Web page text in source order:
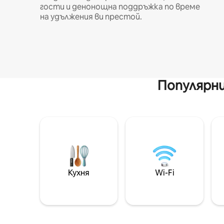
гости и денонощна поддръжка по време
на удължения ви престой.
Кухня Wi-Fi